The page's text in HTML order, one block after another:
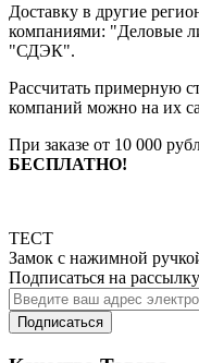
Доставку в другие
компаниями: "Деловые
"СДЭК".
Рассчитать примерную
компаний можно на их
При заказе от 10 000
БЕСПЛАТНО!
ТЕСТ
Замок с нажимной
Подписаться на рассылку
Подписаться